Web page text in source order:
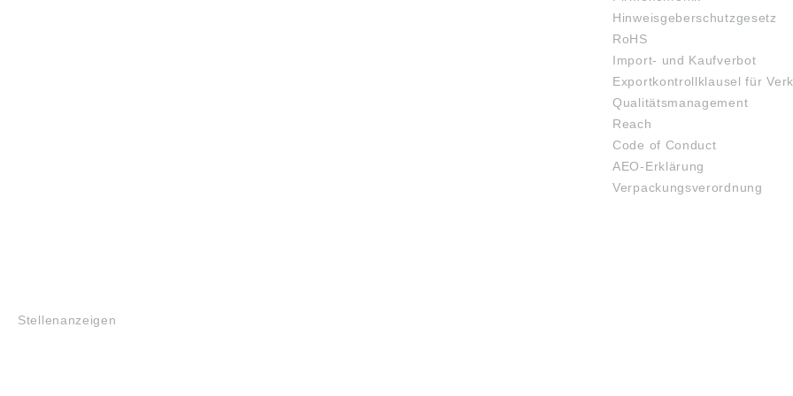
Hinweisgeberschutzgesetz
RoHS
Import- und Kaufverbot
Exportkontrollklausel für
Qualitätsmanagement
Reach
Code of Conduct
AEO-Erklärung
Verpackungsverordnung
Stellenanzeigen